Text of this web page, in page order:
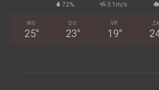
72% 3.1m/s
WO
25°
DO
23°
VR
19°
ZA